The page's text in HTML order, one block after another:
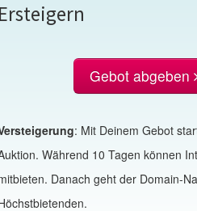
Ersteigern
Gebot abgeben
: Mit Deinem Gebot
Während 10 Tagen können
Danach geht der Domain-